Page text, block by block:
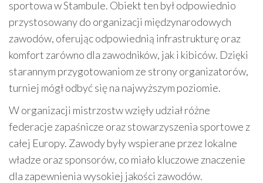
sportowa w Stambule. Obiekt ten był odpowiednio
przystosowany do organizacji międzynarodowych
zawodów, oferując odpowiednią infrastrukturę oraz
komfort zarówno dla zawodników, jak i kibiców. Dzięki
starannym przygotowaniom ze strony organizatorów,
turniej mógł odbyć się na najwyższym poziomie.
W organizacji mistrzostw wzięły udział różne
federacje zapaśnicze oraz stowarzyszenia sportowe z
całej Europy. Zawody były wspierane przez lokalne
władze oraz sponsorów, co miało kluczowe znaczenie
dla zapewnienia wysokiej jakości zawodów.